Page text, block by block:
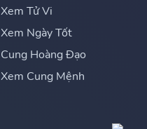
Xem Tử Vi
Xem Ngày Tốt
Cung Hoàng Đạo
Xem Cung Mệnh